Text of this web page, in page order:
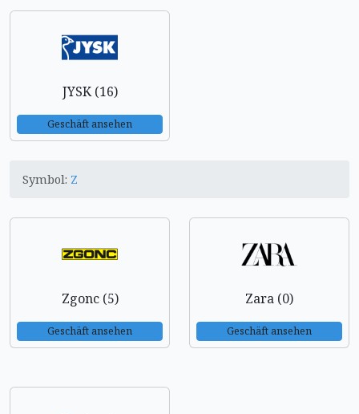
JYSK (16)
Geschäft ansehen
Symbol: Z
Zgonc (5)
Geschäft ansehen
Zara (0)
Geschäft ansehen